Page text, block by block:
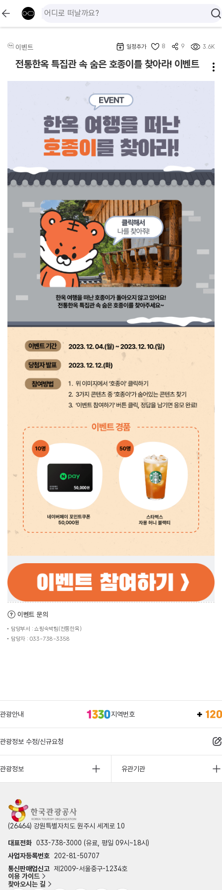
일정추가 8 9 3.6K
이벤트
전통한옥 특집관 속 숨은 호종이를 찾아라! 이벤트
이벤트 문의
담당부서 : 쇼핑숙박팀(전통한옥)
담당자 : 033-738-3358
관광안내 지역번호
관광정보 수정/신규요청
관광정보 유관기관
(26464) 강원특별자치도 원주시 세계로 10
대표전화 033-738-3000 (유료, 평일 09시~18시)
사업자등록번호 202-81-50707
통신판매업신고 제2009-서울중구-1234호
이용 가이드
찾아오시는 길